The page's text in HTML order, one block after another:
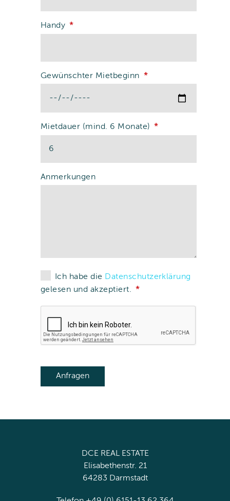
Handy
Gewünschter Mietbeginn
Mietdauer (mind. 6 Monate)
Anmerkungen
Ich habe die Datenschutzerklärung
gelesen und akzeptiert.
DCE REAL ESTATE
Elisabethenstr. 21
64283 Darmstadt